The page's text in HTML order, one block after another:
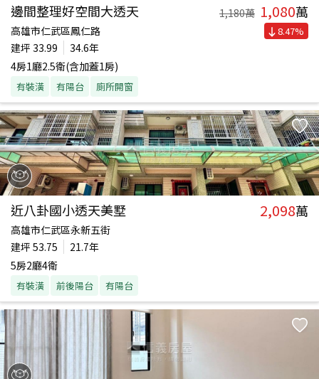
邊間整理好空間大透天 1,180萬 1,080萬
高雄市仁武區鳳仁路
建坪 33.99
34.6年
4房1廳2.5衛(含加蓋1房)
有裝潢 有陽台 廁所開窗
8.47%
近八卦國小透天美墅 2,098萬
高雄市仁武區永新五街
建坪 53.75
21.7年
5房2廳4衛
有裝潢 前後陽台 有陽台